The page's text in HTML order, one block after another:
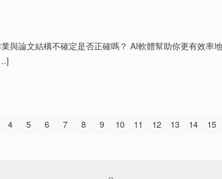
與論文結構不確定是否正確嗎？ AI軟體幫助你更有效率
4 5 6 7 8 9 10 11 12 13 14 15